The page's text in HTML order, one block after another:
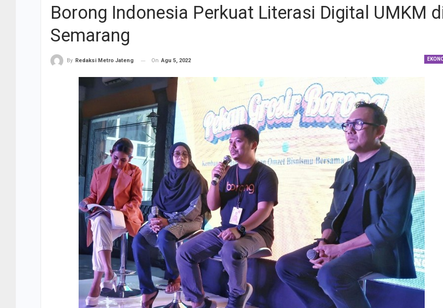
Borong Indonesia Perkuat Literasi Digital UMKM
Semarang
By Redaksi Metro Jateng On Agu 5, 2022
Peringatan UHC
Kesehatan
Penguatan…
Resmikan Pasar
Semarang,
Dijaga Bersama
Dirut PLN
Nyata
Zero Emission